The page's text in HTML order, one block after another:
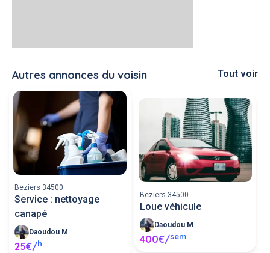
Autres annonces du voisin Tout voir
Beziers 34500
Service : nettoyage
canapé
Daoudou M
25€/h
Beziers 34500
Loue véhicule
Daoudou M
400€/sem